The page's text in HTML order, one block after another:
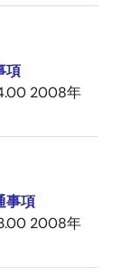
項
2008年
事項
2008年